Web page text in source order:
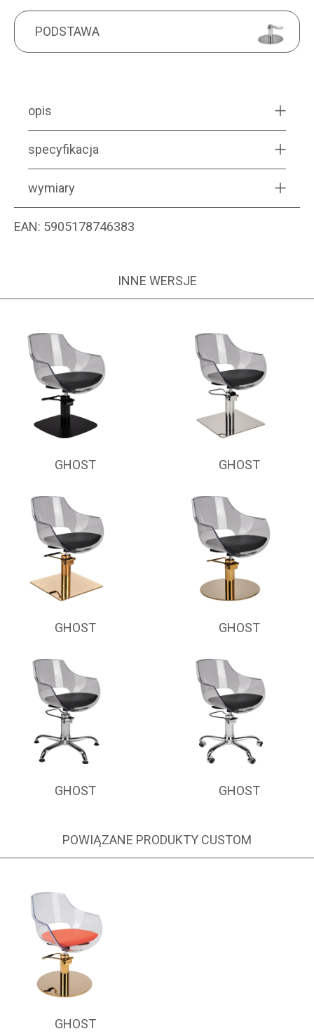
PODSTAWA
PODSTAWA
opis
specyfikacja
wymiary
EAN: 5905178746383
INNE WERSJE
GHOST GHOST
GHOST GHOST
GHOST GHOST
POWIĄZANE PRODUKTY CUSTOM
GHOST